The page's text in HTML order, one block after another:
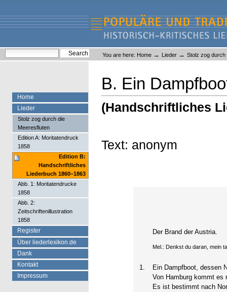
content.
navigation
Liederlexikon
Personal
tools
You are here: Home → Lieder → Stolz zog durch
B. Ein
(Handschriftliches
Text: anonym
Der Brand der Austria.
Mel.: Denkst du daran, mein
1.
Ein Dampfboot, dessen
Von Hamburg kommt es
Es ist bestimmt nach
Home
Lieder
Stolz zog durch die
Meeresfluten
Edition A: Moritatendruck
1858
Edition B:
Handschriftliches
Liederbuch 1860–1863
Abb. 1: Moritatendrucke
1858
Abb. 2:
Zeitschriftenillustration
1858
Register
Über liederlexikon.de
Dank
Kontakt
Impressum